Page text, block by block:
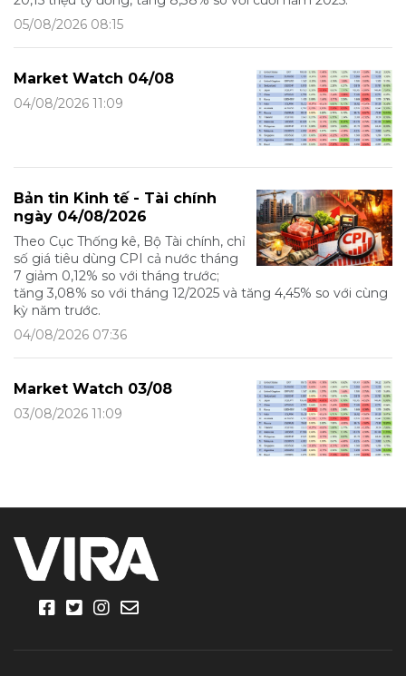
05/08/2026 08:15
Market Watch 04/08
04/08/2026 11:09
Bản tin Kinh tế - Tài chính
ngày 04/08/2026
Theo Cục Thống kê, Bộ Tài chính, chỉ
số giá tiêu dùng CPI cả nước tháng
7 giảm 0,12% so với tháng trước;
tăng 3,08% so với tháng 12/2025 và tăng 4,45% so với cùng
kỳ năm trước.
04/08/2026 07:36
Market Watch 03/08
03/08/2026 11:09